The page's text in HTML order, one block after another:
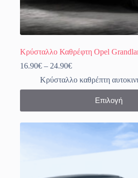
Κρύσταλλο Καθρέφτη Opel
16.90€ – 24.90€Price
16.90€
through
Κρύσταλλο καθρέπτη
Επιλογή
Αυτό
προϊόν